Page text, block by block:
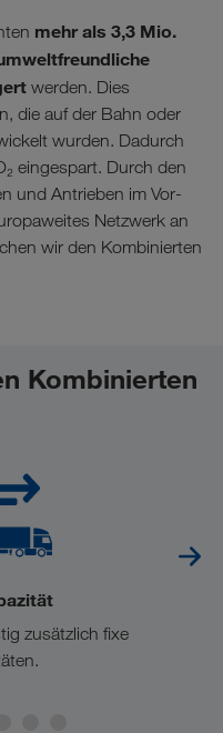
mehr als 3,3 Mio.
werden. Dies
die auf der Bahn oder
wurden. Dadurch
eingespart. Durch den
und Antrieben im Vor-
Netzwerk an
wir den Kombinierten
Kombinierten
zusätzlich fixe